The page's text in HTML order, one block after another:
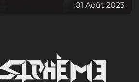
01 Août 2023